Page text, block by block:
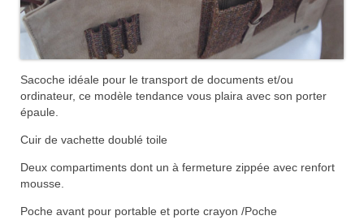
Sacoche idéale pour le transport de documents et/ou
ordinateur, ce modèle tendance vous plaira avec son porter
épaule.
Cuir de vachette doublé toile
Deux compartiments dont un à fermeture zippée avec renfort
mousse.
Poche avant pour portable et porte crayon /Poche